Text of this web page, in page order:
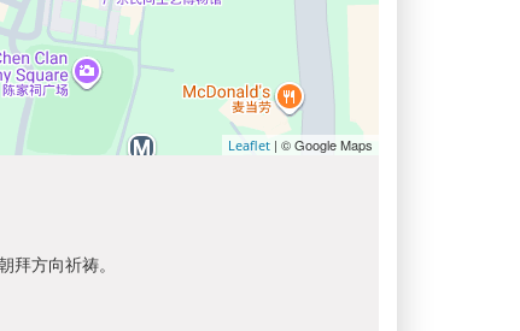
Leaflet | © Google Maps
方向祈祷。